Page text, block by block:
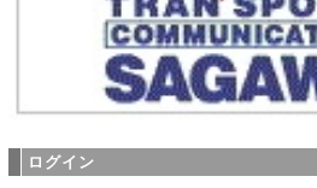
ログイン